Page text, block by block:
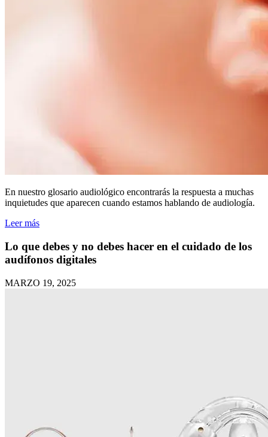
En nuestro glosario audiológico encontrarás la respuesta a muchas
inquietudes que aparecen cuando estamos hablando de audiología.
Leer más
Lo que debes y no debes hacer en el cuidado de los
audífonos digitales
MARZO 19, 2025